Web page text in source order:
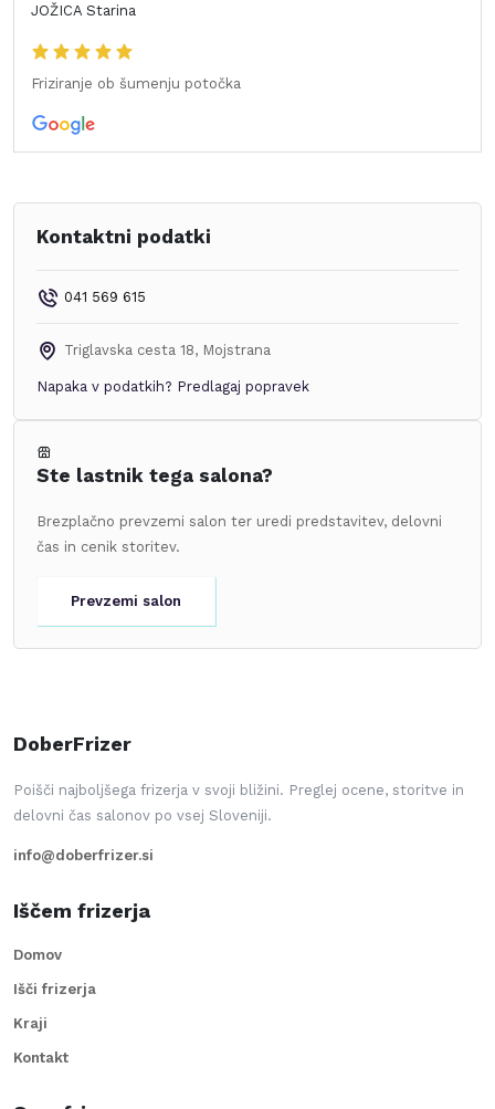
JOŽICA Starina
Friziranje ob šumenju potočka
Kontaktni podatki
041 569 615
Triglavska cesta 18, Mojstrana
Napaka v podatkih? Predlagaj popravek
Ste lastnik tega salona?
Brezplačno prevzemi salon ter uredi predstavitev, delovni
čas in cenik storitev.
Prevzemi salon
DoberFrizer
Poišči najboljšega frizerja v svoji bližini. Preglej ocene, storitve in
delovni čas salonov po vsej Sloveniji.
info@doberfrizer.si
Iščem frizerja
Domov
Išči frizerja
Kraji
Kontakt